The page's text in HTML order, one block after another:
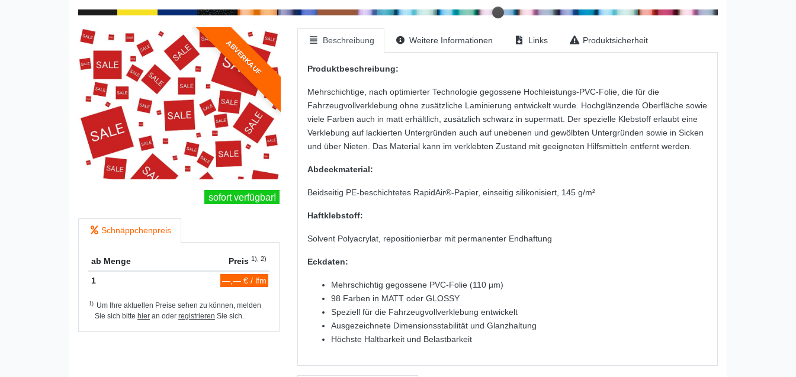
ABVERKAUF
sofort verfügbar!
Schnäppchenpreis
ab Menge Preis1), 2)
1 —,— € / lfm
1) Um Ihre aktuellen Preise sehen zu können, melden
Sie sich bitte hier an oder registrieren Sie sich.
Beschreibung Weitere Informationen Links Produktsicherheit
Produktbeschreibung:
Mehrschichtige, nach optimierter Technologie gegossene Hochleistungs-PVC-Folie, die für die
Fahrzeugvollverklebung ohne zusätzliche Laminierung entwickelt wurde. Hochglänzende Oberfläche sowie
viele Farben auch in matt erhältlich, zusätzlich schwarz in supermatt. Der spezielle Klebstoff erlaubt eine
Verklebung auf lackierten Untergründen auch auf unebenen und gewölbten Untergründen sowie in Sicken
und über Nieten. Das Material kann im verklebten Zustand mit geeigneten Hilfsmitteln entfernt werden.
Abdeckmaterial:
Beidseitig PE-beschichtetes RapidAir®-Papier, einseitig silikonisiert, 145 g/m²
Haftklebstoff:
Solvent Polyacrylat, repositionierbar mit permanenter Endhaftung
Eckdaten:
Mehrschichtig gegossene PVC-Folie (110 µm)
98 Farben in MATT oder GLOSSY
Speziell für die Fahrzeugvollverklebung entwickelt
Ausgezeichnete Dimensionsstabilität und Glanzhaltung
Höchste Haltbarkeit und Belastbarkeit